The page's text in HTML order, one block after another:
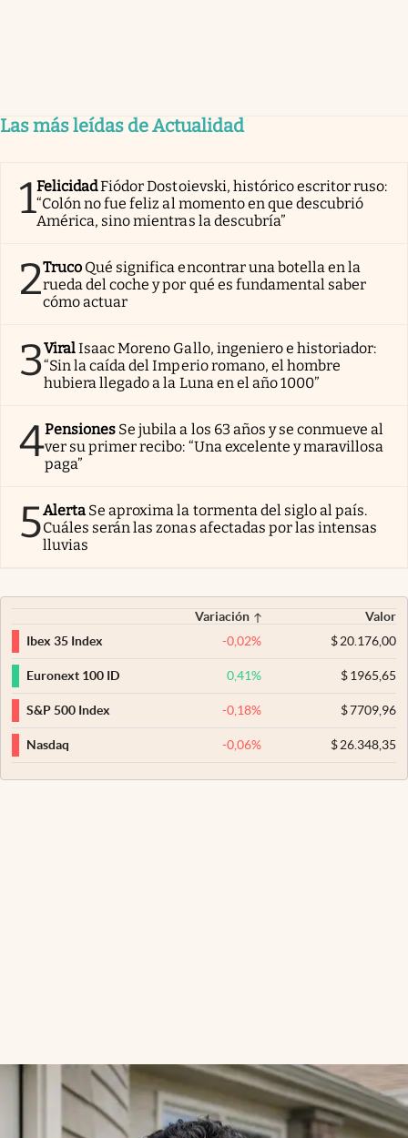
Las más leídas de Actualidad
1FelicidadFiódor Dostoievski, histórico escritor ruso:
“Colón no fue feliz al momento en que descubrió
América, sino mientras la descubría”
2Truco Qué significa encontrar una botella en la
rueda del coche y por qué es fundamental saber
cómo actuar
3ViralIsaac Moreno Gallo, ingeniero e historiador:
“Sin la caída del Imperio romano, el hombre
hubiera llegado a la Luna en el año 1000”
4Pensiones Se jubila a los 63 años y se conmueve al
ver su primer recibo: “Una excelente y maravillosa
paga”
5Alerta Se aproxima la tormenta del siglo al país.
Cuáles serán las zonas afectadas por las intensas
lluvias
Variación
Valor
Ibex 35 Index
-0,02% $20.176,00
Euronext 100 ID 0,41% $1965,65
S&P 500 Index -0,18% $7709,96
Nasdaq -0,06% $26.348,35